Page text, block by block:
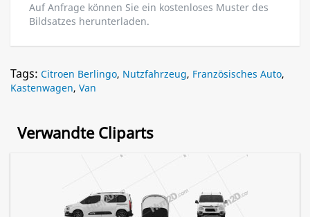
Auf Anfrage können Sie ein kostenloses Muster des
Bildsatzes herunterladen.
Tags: Citroen Berlingo, Nutzfahrzeug, Französisches Auto,
Kastenwagen, Van
Verwandte Cliparts